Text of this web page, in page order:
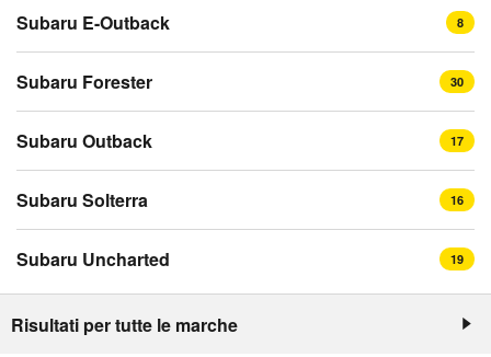
Subaru E-Outback 8
Subaru Forester 30
Subaru Outback 17
Subaru Solterra 16
Subaru Uncharted 19
Risultati per tutte le marche